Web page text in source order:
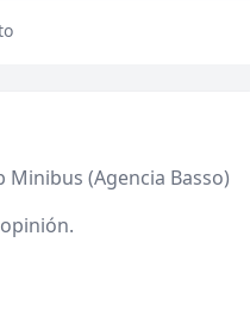
(Agencia Basso)